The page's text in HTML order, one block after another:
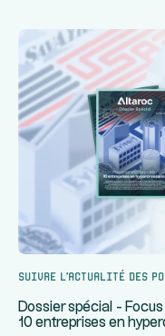
Suivre l’actualité des
Dossier spécial -
10 entreprises en